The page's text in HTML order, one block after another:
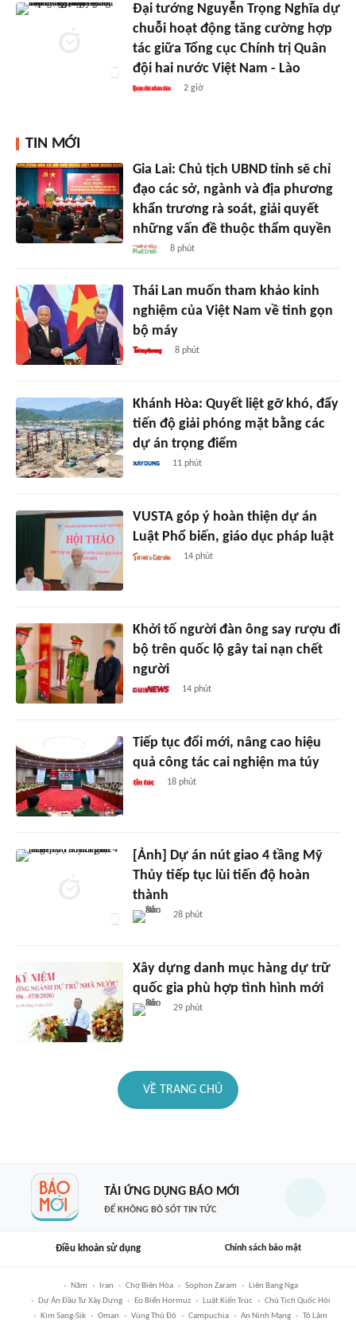
Đại tướng Nguyễn Trọng Nghĩa dự
chuỗi hoạt động tăng cường hợp
tác giữa Tổng cục Chính trị Quân
đội hai nước Việt Nam - Lào
2 giờ
TIN MỚI
Gia Lai: Chủ tịch UBND tỉnh sẽ chỉ
đạo các sở, ngành và địa phương
khẩn trương rà soát, giải quyết
những vấn đề thuộc thẩm quyền
8 phút
Thái Lan muốn tham khảo kinh
nghiệm của Việt Nam về tinh gọn
bộ máy
8 phút
Khánh Hòa: Quyết liệt gỡ khó, đẩy
tiến độ giải phóng mặt bằng các
dự án trọng điểm
11 phút
VUSTA góp ý hoàn thiện dự án
Luật Phổ biến, giáo dục pháp luật
14 phút
Khởi tố người đàn ông say rượu đi
bộ trên quốc lộ gây tai nạn chết
người
14 phút
Tiếp tục đổi mới, nâng cao hiệu
quả công tác cai nghiện ma túy
18 phút
[Ảnh] Dự án nút giao 4 tầng Mỹ
Thủy tiếp tục lùi tiến độ hoàn
thành
28 phút
Xây dựng danh mục hàng dự trữ
quốc gia phù hợp tình hình mới
29 phút
VỀ TRANG CHỦ
TẢI ỨNG DỤNG BÁO MỚI
ĐỂ KHÔNG BỎ SÓT TIN TỨC
Điều khoản sử dụng Chính sách bảo mật
Năm Iran Chợ Biên Hòa Sophon Zaram
Liên Bang Nga
Dự Án Đầu Tư Xây Dựng
Eo Biển Hormuz Luật Kiến Trúc
Chủ Tịch Quốc Hội
Kim Sang-Sik
Oman Vùng Thủ Đô Campuchia An Ninh Mạng
Tô Lâm